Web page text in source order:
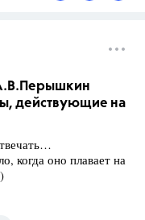
действующие на
когда оно плавает на
)